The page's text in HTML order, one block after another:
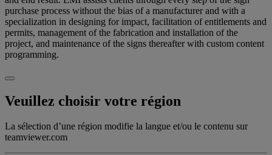
purchase process without the bias of a manufacturer and with a
specialization in designing for impact, facilitation of entitlements and
permits, management of the fabrication and installation of the
project, and maintenance of the signs thereafter with custom content
programming.
Veuillez choisir votre région
La sélection d’une région modifie la langue et/ou le contenu sur
teamviewer.com